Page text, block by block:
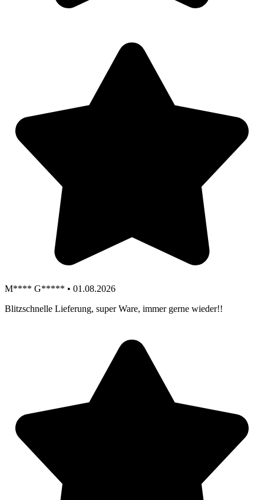
M**** G***** • 01.08.2026
Blitzschnelle Lieferung, super Ware, immer gerne wieder!!